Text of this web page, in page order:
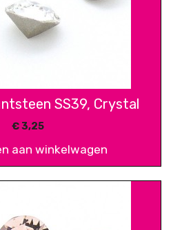
SS39, Crystal
€3,25
aan winkelwagen